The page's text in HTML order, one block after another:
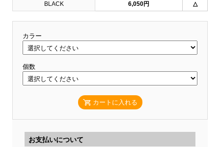
BLACK 6,050円 △
カラー
個数
カートに入れる
お支払いについて